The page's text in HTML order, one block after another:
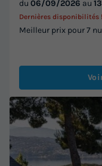
du 06/09/2026 au
Meilleur prix pour 7
Dernières disponibilités !